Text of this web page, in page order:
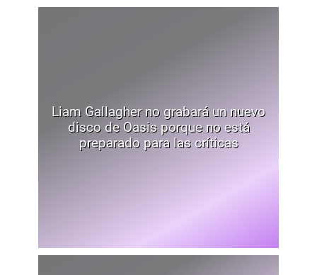
Liam Gallagher no grabará un nuevo
disco de Oasis porque no está
preparado para las críticas